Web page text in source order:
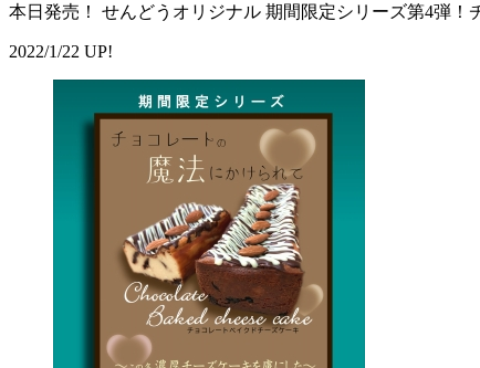
本日発売！ せんどうオリジナル 期間限定シリーズ第4弾
2022/1/22 UP!